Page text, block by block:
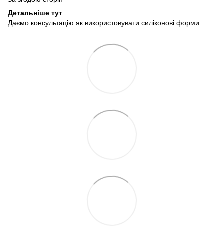
Детальніше тут
Даємо консультацію як використовувати силіконові форми